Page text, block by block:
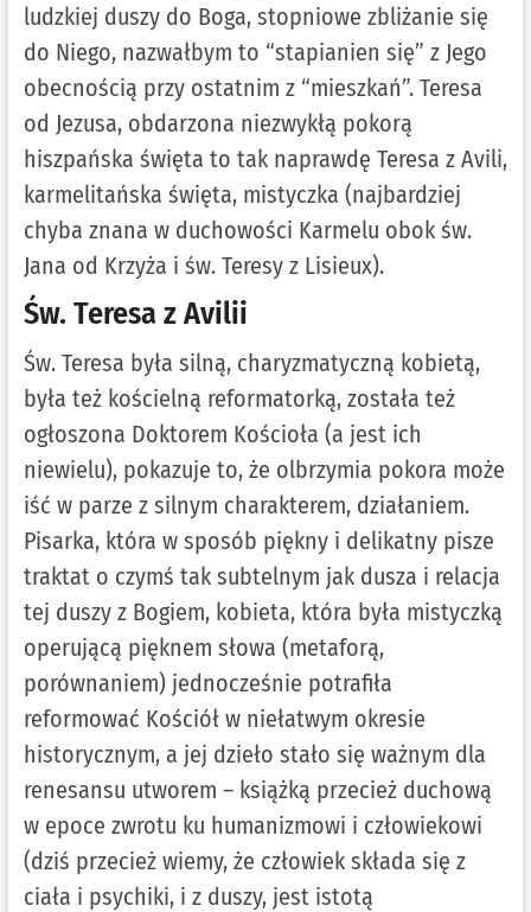
ludzkiej duszy do Boga, stopniowe zbliżanie się
do Niego, nazwałbym to “stapianien się” z Jego
obecnością przy ostatnim z “mieszkań”. Teresa
od Jezusa, obdarzona niezwykłą pokorą
hiszpańska święta to tak naprawdę Teresa z Avili,
karmelitańska święta, mistyczka (najbardziej
chyba znana w duchowości Karmelu obok św.
Jana od Krzyża i św. Teresy z Lisieux).
Św. Teresa z Avilii
Św. Teresa była silną, charyzmatyczną kobietą,
była też kościelną reformatorką, została też
ogłoszona Doktorem Kościoła (a jest ich
niewielu), pokazuje to, że olbrzymia pokora może
iść w parze z silnym charakterem, działaniem.
Pisarka, która w sposób piękny i delikatny pisze
traktat o czymś tak subtelnym jak dusza i relacja
tej duszy z Bogiem, kobieta, która była mistyczką
operującą pięknem słowa (metaforą,
porównaniem) jednocześnie potrafiła
reformować Kościół w niełatwym okresie
historycznym, a jej dzieło stało się ważnym dla
renesansu utworem – książką przecież duchową
w epoce zwrotu ku humanizmowi i człowiekowi
(dziś przecież wiemy, że człowiek składa się z
ciała i psychiki, i z duszy, jest istotą